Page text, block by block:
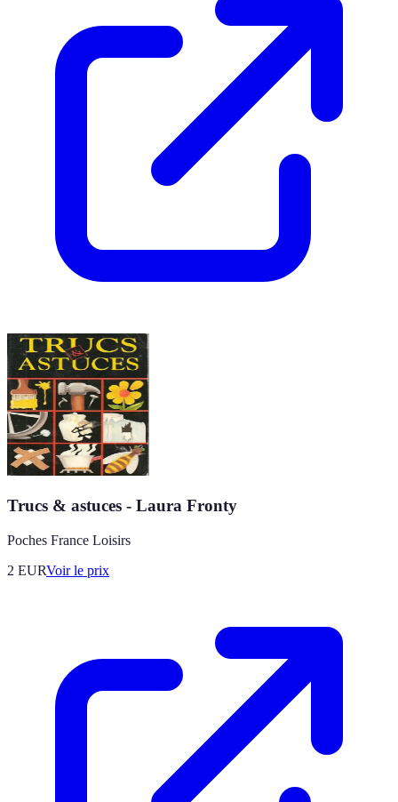
Trucs & astuces - Laura Fronty
Poches France Loisirs
2 EURVoir le prix